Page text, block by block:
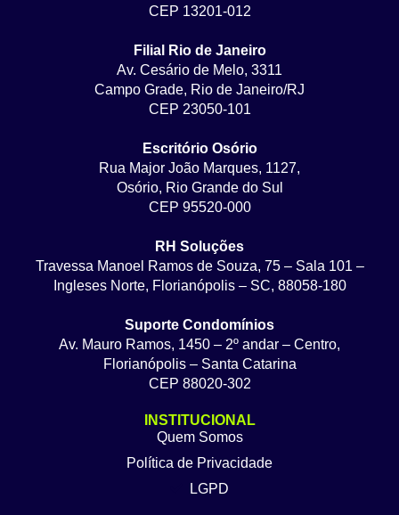
CEP 13201-012
Filial Rio de Janeiro
Av. Cesário de Melo, 3311
Campo Grade, Rio de Janeiro/RJ
CEP 23050-101
Escritório Osório
Rua Major João Marques, 1127,
Osório, Rio Grande do Sul
CEP 95520-000
RH Soluções
Travessa Manoel Ramos de Souza, 75 – Sala 101 –
Ingleses Norte, Florianópolis – SC, 88058-180
Suporte Condomínios
Av. Mauro Ramos, 1450 – 2º andar – Centro,
Florianópolis – Santa Catarina
CEP 88020-302
INSTITUCIONAL
Quem Somos
Política de Privacidade
LGPD